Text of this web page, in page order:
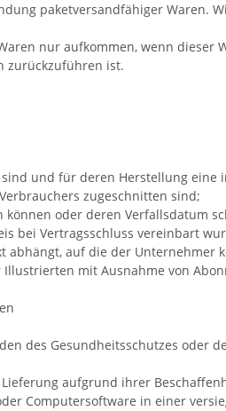
paketversandfähiger Waren.
nur aufkommen, wenn
zurückzuführen ist.
und für deren Herstellung
zugeschnitten sind;
oder deren Verfallsdatum
bei Vertragsschluss vereinbart
abhängt, auf die der Unternehmer
mit Ausnahme von
des Gesundheitsschutzes oder
aufgrund ihrer
Computersoftware in einer